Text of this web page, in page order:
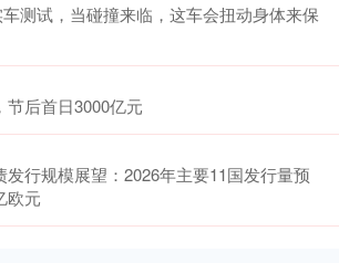
测试，当碰撞来临，这车会扭动身体来保
后首日3000亿元
行规模展望：2026年主要11国发行量预
欧元